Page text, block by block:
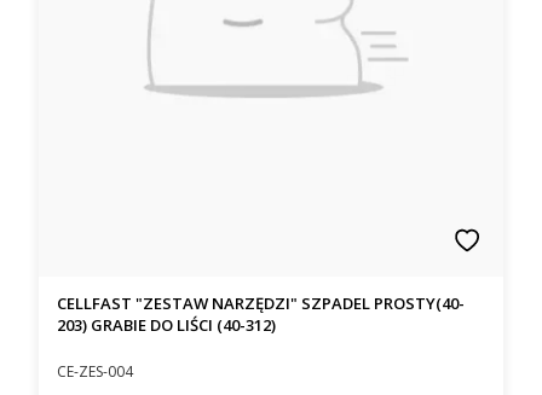
Kod producenta
CE-ZES-004
CELLFAST "ZESTAW NARZĘDZI" SZPADEL PROSTY(40-
203) GRABIE DO LIŚCI (40-312)